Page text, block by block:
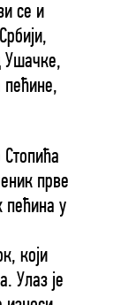
се и
Ушачке,
прве
пећина у
који
Улаз је